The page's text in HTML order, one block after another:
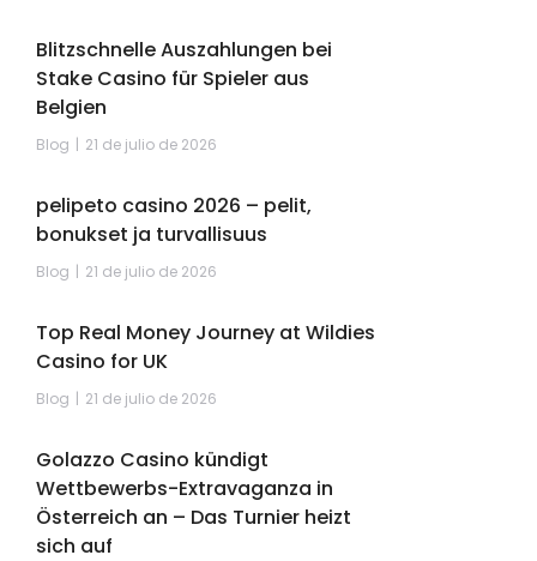
Blitzschnelle Auszahlungen bei
Stake Casino für Spieler aus
Belgien
Blog 21 de julio de 2026
pelipeto casino 2026 – pelit,
bonukset ja turvallisuus
Blog 21 de julio de 2026
Top Real Money Journey at Wildies
Casino for UK
Blog 21 de julio de 2026
Golazzo Casino kündigt
Wettbewerbs-Extravaganza in
Österreich an – Das Turnier heizt
sich auf